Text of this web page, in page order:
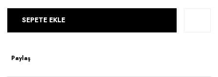
SEPETE EKLE
Paylaş